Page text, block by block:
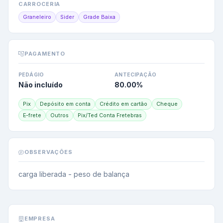
CARROCERIA
Graneleiro Sider Grade Baixa
PAGAMENTO
PEDÁGIO
Não incluído
ANTECIPAÇÃO
80.00%
Pix Depósito em conta Crédito em cartão
Cheque
E-frete
Outros Pix/Ted Conta Fretebras
OBSERVAÇÕES
carga liberada - peso de balança
EMPRESA